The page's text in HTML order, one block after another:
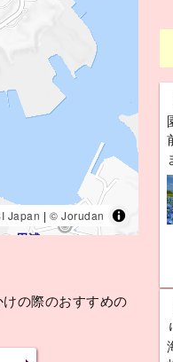
Japan |© Jorudan
の際のおすすめの